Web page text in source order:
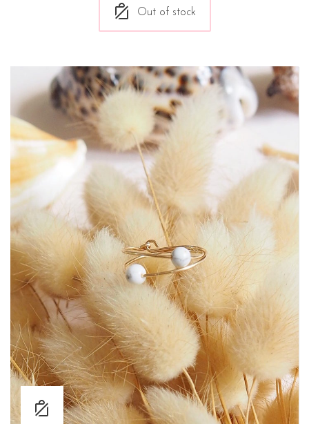
Out of stock